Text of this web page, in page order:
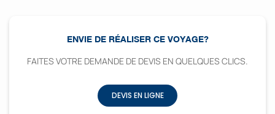
ENVIE DE RÉALISER CE VOYAGE?
FAITES VOTRE DEMANDE DE DEVIS EN QUELQUES CLICS.
DEVIS EN LIGNE